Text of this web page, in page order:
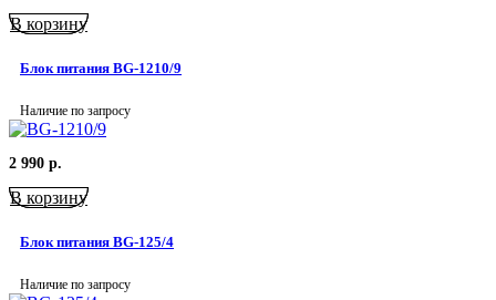
В корзину
Блок питания BG-1210/9
Наличие по запросу
2 990 р.
В корзину
Блок питания BG-125/4
Наличие по запросу